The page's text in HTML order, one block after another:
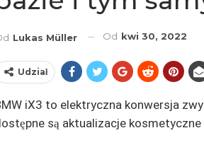
Lukas Müller Od kwi 30, 2022
Udział
iX3 to elektryczna konwersja
są aktualizacje kosmetyczne